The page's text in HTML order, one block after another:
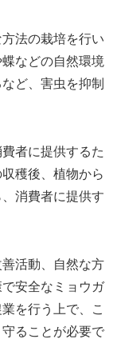
法の栽培を行い
などの自然環境
ど、害虫を抑制
者に提供するた
穫後、植物から
消費者に提供す
活動、自然な方
安全なミョウガ
を行う上で、こ
ることが必要で